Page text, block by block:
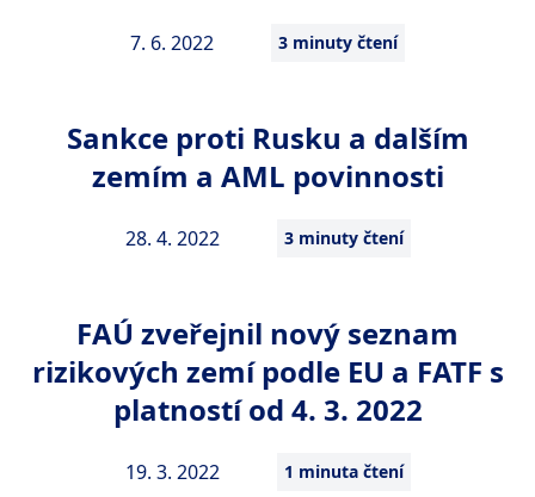
7. 6. 2022 3 minuty čtení
28. 4. 2022 3 minuty čtení
Sankce proti Rusku a dalším
zemím a AML povinnosti
19. 3. 2022 1 minuta čtení
FAÚ zveřejnil nový seznam
rizikových zemí podle EU a FATF s
platností od 4. 3. 2022